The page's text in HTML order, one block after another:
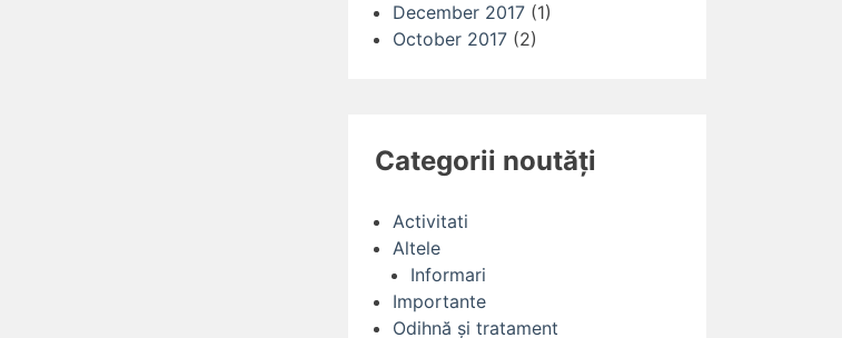
December 2017 (1)
October 2017 (2)
Categorii noutăți
Activitati
Altele
Informari
Importante
Odihnă și tratament